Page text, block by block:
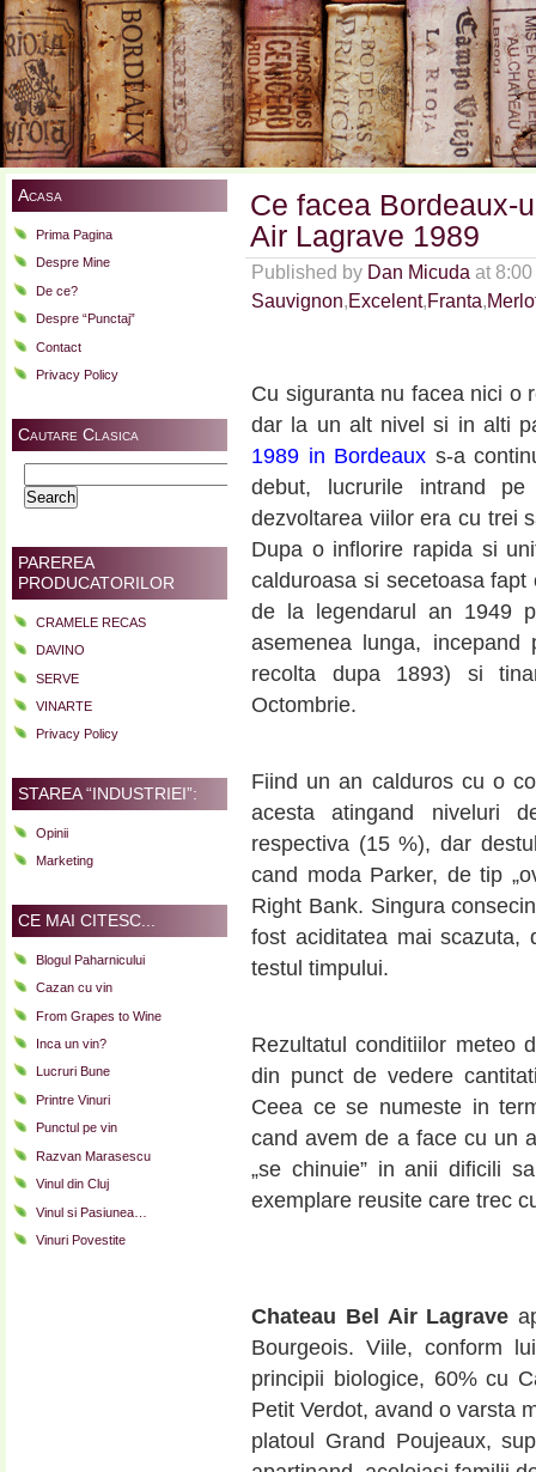
Acasa
Prima Pagina
Despre Mine
De ce?
Despre “Punctaj”
Contact
Privacy Policy
Cautare Clasica
for:
PAREREA
PRODUCATORILOR
CRAMELE RECAS
DAVINO
SERVE
VINARTE
Privacy Policy
STAREA “INDUSTRIEI”:
Opinii
Marketing
CE MAI CITESC...
Blogul Paharnicului
Cazan cu vin
From Grapes to Wine
Inca un vin?
Lucruri Bune
Printre Vinuri
Punctul pe vin
Razvan Marasescu
Vinul din Cluj
Vinul si Pasiunea…
Vinuri Povestite
Ce facea Bordeaux-
Air Lagrave 1989
Published by Dan Micuda at
Sauvignon,Excelent,Franta,
Cu siguranta nu facea nici o
dar la un alt nivel si in alti
1989 in Bordeaux s-a
debut, lucrurile intrand
dezvoltarea viilor era cu trei
Dupa o inflorire rapida si
calduroasa si secetoasa
de la legendarul an 1949
asemenea lunga,
recolta dupa 1893) si
Octombrie.
Fiind un an calduros cu o
acesta atingand niveluri
respectiva (15 %), dar
cand moda Parker, de tip
Right Bank. Singura
fost aciditatea mai
testul timpului.
Rezultatul conditiilor meteo
din punct de vedere
Ceea ce se numeste in
cand avem de a face cu un
„se chinuie” in anii dificili
exemplare reusite care trec
Chateau Bel Air Lagrave
Bourgeois. Viile, conform
principii biologice, 60% cu
Petit Verdot, avand o varsta
platoul Grand Poujeaux,